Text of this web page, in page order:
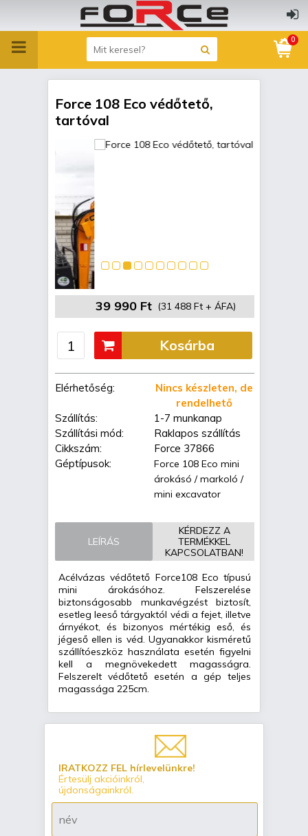
0
Force 108 Eco védőtető,
tartóval
39 990 Ft (31 488 Ft + ÁFA)
Elérhetőség:
Nincs készleten, de
rendelhető
Szállítás:
1-7 munkanap
Szállítási mód:
Raklapos szállítás
Cikkszám:
Force 37866
Géptípusok:
Force 108 Eco mini
árokásó / markoló /
mini excavator
Kosárba
LEÍRÁS
KÉRDEZZ A
TERMÉKKEL
KAPCSOLATBAN!
Acélvázas védőtető Force108 Eco típusú
mini árokásóhoz. Felszerelése
biztonságosabb munkavégzést biztosít,
esetleg leeső tárgyaktól védi a fejet, illetve
árnyékot, és bizonyos mértékig eső, és
jégeső ellen is véd. Ugyanakkor kisméretű
szállítóeszköz használata esetén figyelni
kell a megnövekedett magasságra.
Felszerelt védőtető esetén a gép teljes
magassága 225cm.
IRATKOZZ FEL hírlevelünkre!
Értesülj akcióinkról,
újdonságainkról.